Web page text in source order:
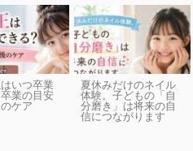
いつ卒業
業の目安
ケア
夏休みだけのネイル
体験。子どもの「自
分磨き」は将来の自
信につながります